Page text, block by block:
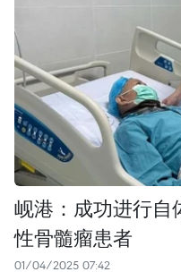
岘港：成功进行自
性骨髓瘤患者
01/04/2025 07:42